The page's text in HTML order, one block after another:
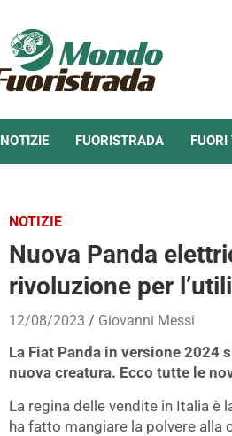
NOTIZIE FUORISTRADA
NOTIZIE
Nuova Panda
rivoluzione per
12/08/2023 Giovanni Messi
La Fiat Panda in versione 2024
nuova creatura. Ecco tutte le
La regina delle vendite in Italia è
ha fatto mangiare la polvere alla